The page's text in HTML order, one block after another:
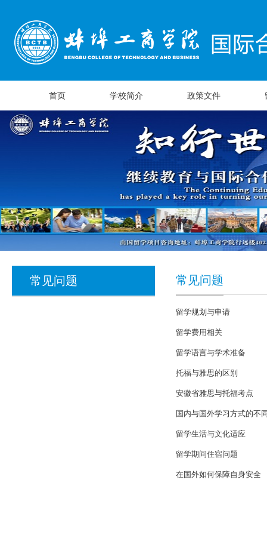
首页 学校简介 政策文件
常见问题 常见问题
留学规划与申请
留学费用相关
留学语言与学术准备
托福与雅思的区别
安徽省雅思与托福考点
国内与国外学习方式的不
留学生活与文化适应
留学期间住宿问题
在国外如何保障自身安全